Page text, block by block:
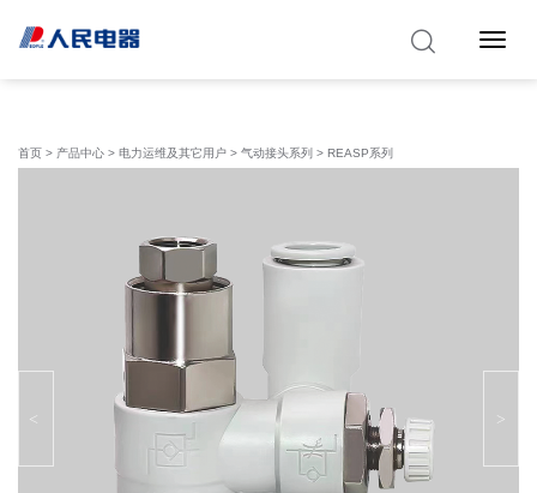
Toggle
首页 > 产品中心 > 电力运维及其它用户 > 气动接头系列 > REASP系列